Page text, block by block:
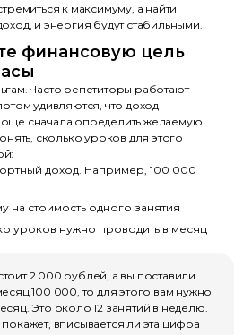
к максимуму, а найти
и энергия будут стабильными.
финансовую цель
Часто репетиторы работают
удивляются, что доход
сначала определить желаемую
сколько уроков для этого
доход. Например, 100 000
на стоимость одного занятия
уроков нужно проводить в месяц
2 000 рублей, а вы поставили
100 000, то для этого вам нужно
Это около 12 занятий в неделю.
вписывается ли эта цифра